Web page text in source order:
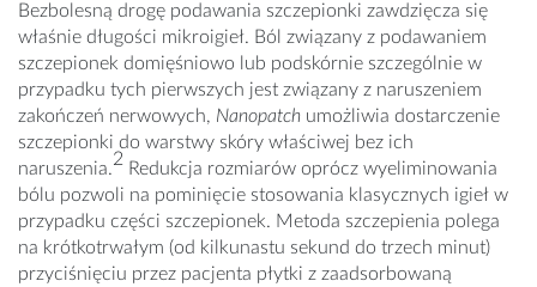
Bezbolesną drogę podawania szczepionki zawdzięcza się
właśnie długości mikroigieł. Ból związany z podawaniem
szczepionek domięśniowo lub podskórnie szczególnie w
przypadku tych pierwszych jest związany z naruszeniem
zakończeń nerwowych, Nanopatch umożliwia dostarczenie
szczepionki do warstwy skóry właściwej bez ich
naruszenia.2 Redukcja rozmiarów oprócz wyeliminowania
bólu pozwoli na pominięcie stosowania klasycznych igieł w
przypadku części szczepionek. Metoda szczepienia polega
na krótkotrwałym (od kilkunastu sekund do trzech minut)
przyciśnięciu przez pacjenta płytki z zaadsorbowaną